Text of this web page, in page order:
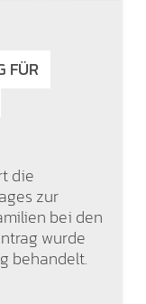
FÜR
die
zur
bei den
wurde
behandelt.